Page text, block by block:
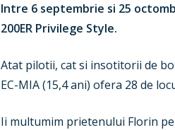
Intre 6 septembrie si 25
200ER Privilege Style.
Atat pilotii, cat si insotitorii de
EC-MIA (15,4 ani) ofera 28 de
Ii multumim prietenului Florin